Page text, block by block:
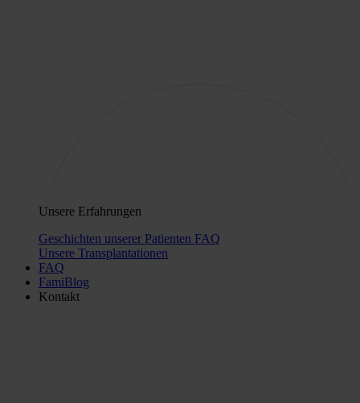
Unsere Erfahrungen
Geschichten unserer Patienten FAQ
Unsere Transplantationen
FAQ
FamiBlog
Kontakt